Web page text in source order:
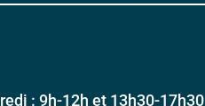
: 9h-12h et 13h30-17h30